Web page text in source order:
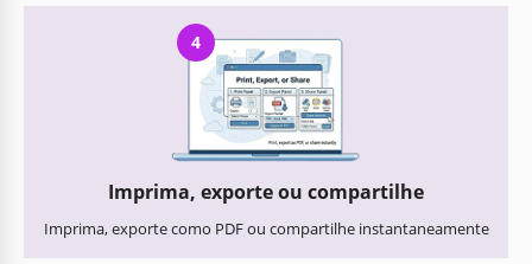
4
Imprima, exporte ou compartilhe
Imprima, exporte como PDF ou compartilhe instantaneamente